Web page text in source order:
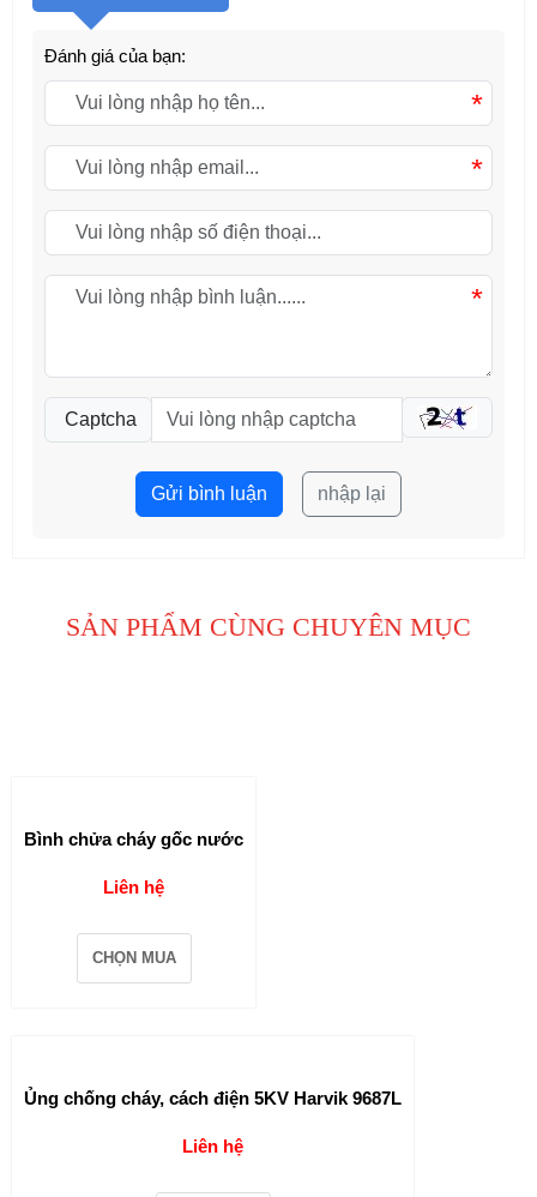
Đánh giá của bạn:
*
*
*
Captcha
Gửi bình luận nhập lại
SẢN PHẨM CÙNG CHUYÊN MỤC
Bình chửa cháy gốc nước
Liên hệ
CHỌN MUA
Ủng chống cháy, cách điện 5KV Harvik 9687L
Liên hệ